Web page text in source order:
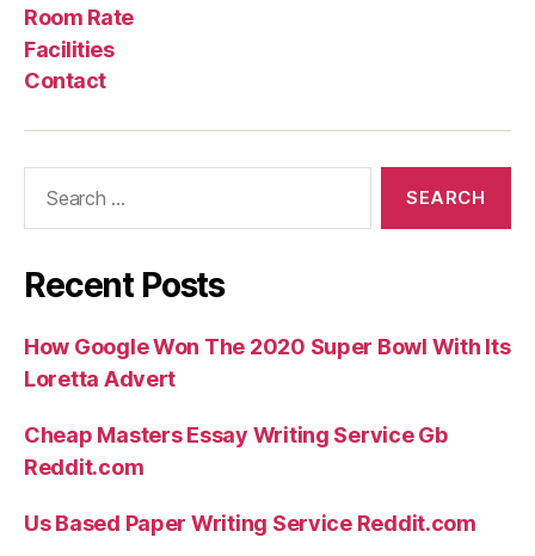
Room Rate
Facilities
Contact
Recent Posts
How Google Won The 2020 Super Bowl With Its
Loretta Advert
Cheap Masters Essay Writing Service Gb
Reddit.com
Us Based Paper Writing Service Reddit.com